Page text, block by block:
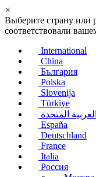
×
Выберите страну или
соответствовали
International
China
България
Polska
Slovenija
Türkiye
المتحدة
España
Deutschland
France
Italia
Россия